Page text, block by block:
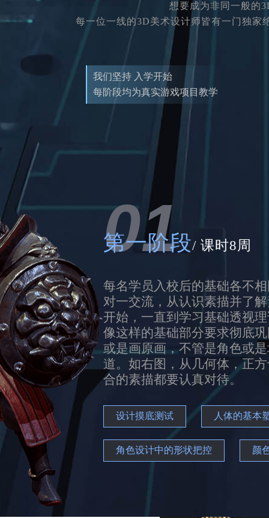
想要成为非同一般的
每一位一线的3D美术设计师皆有一门独家
我们坚持 入学开始
每阶段均为真实游戏项目教学
01
第一阶段/ 课时8周
每名学员入校后的基础各不
对一交流，从认识素描并了
开始，一直到学习基础透视
像这样的基础部分要求彻底
或是画原画，不管是角色或
道。如右图，从几何体，正
合的素描都要认真对待。
设计摸底测试 人体的基本
角色设计中的形状把控 颜